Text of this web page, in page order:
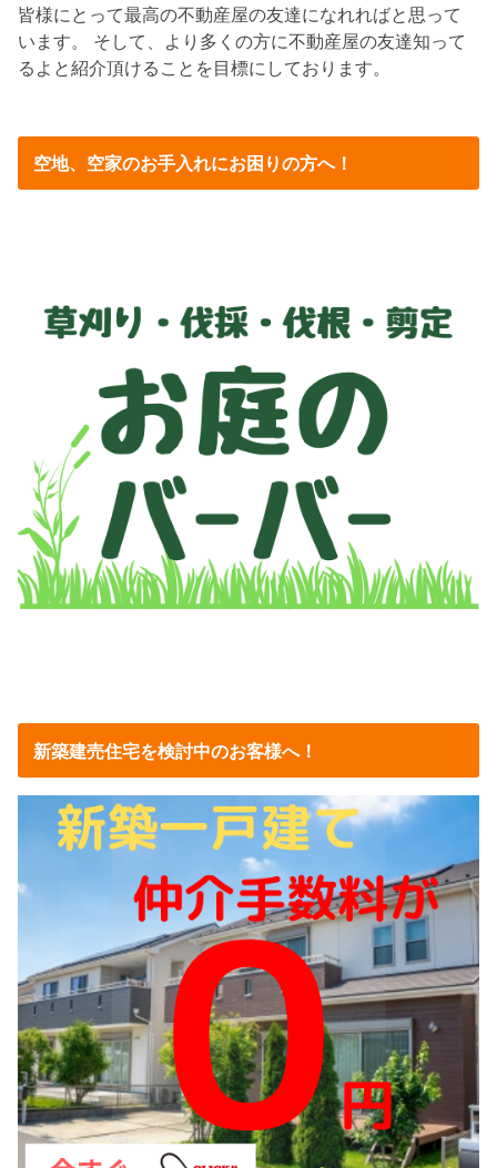
皆様にとって最高の不動産屋の友達になれればと思って
います。 そして、より多くの方に不動産屋の友達知って
るよと紹介頂けることを目標にしております。
空地、空家のお手入れにお困りの方へ！
新築建売住宅を検討中のお客様へ！